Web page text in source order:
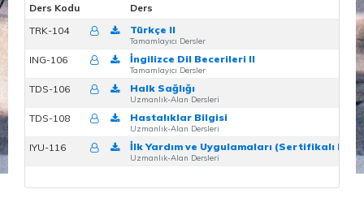
Ders Kodu
Ders
TRK-104
Türkçe II
Tamamlayıcı Dersler
ING-106 İngilizce Dil Becerileri II
Tamamlayıcı Dersler
TDS-106 Halk Sağlığı
Uzmanlık-Alan Dersleri
TDS-108 Hastalıklar Bilgisi
Uzmanlık-Alan Dersleri
IYU-116 İlk Yardım ve Uygulamaları (Sertifikalı
Uzmanlık-Alan Dersleri